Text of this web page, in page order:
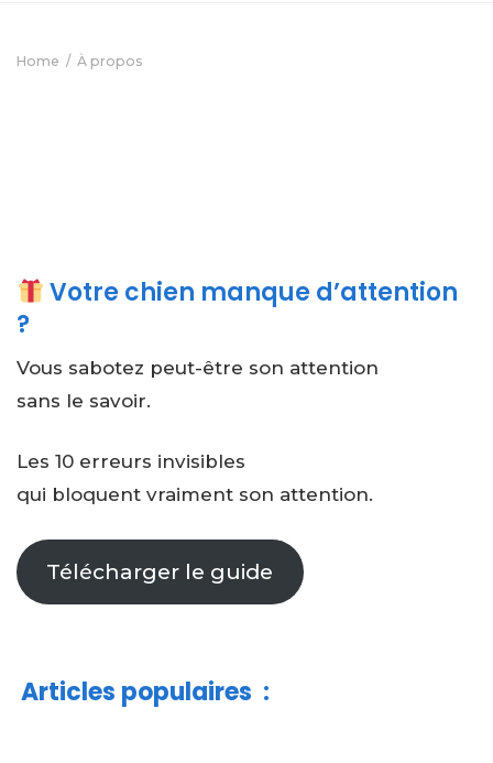
Home À propos
Votre chien manque d’attention
?
Vous sabotez peut-être son attention
sans le savoir.
Les 10 erreurs invisibles
qui bloquent vraiment son attention.
Télécharger le guide
Articles populaires :